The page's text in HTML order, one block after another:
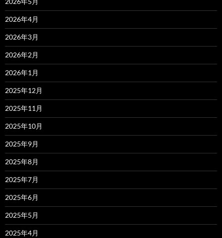
2026年4月
2026年3月
2026年2月
2026年1月
2025年12月
2025年11月
2025年10月
2025年9月
2025年8月
2025年7月
2025年6月
2025年5月
2025年4月